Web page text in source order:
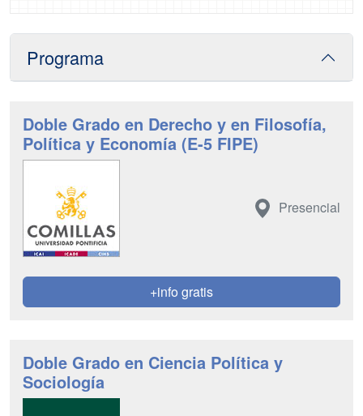
Programa
Doble Grado en Derecho y en Filosofía,
Política y Economía (E-5 FIPE)
Presencial
+info gratis
Doble Grado en Ciencia Política y
Sociología